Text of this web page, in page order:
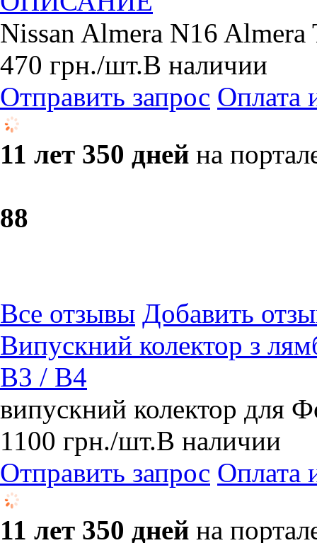
Nissan Almera N16
470 грн./шт.В наличии
Отправить запрос Оплата
11 лет 350 дней на
88
Все отзывы Добавить
Випускний колектор з
B3 / B4
випускний колектор для
1100 грн./шт.В наличии
Отправить запрос Оплата
11 лет 350 дней на